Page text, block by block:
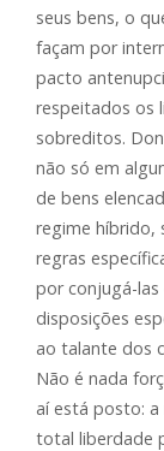
seus bens, o
façam por
pacto
respeitados os
sobreditos.
não só em
de bens
regime híbrido,
regras
por conjugá-las
disposições
ao talante dos
Não é nada
aí está posto:
total liberdade